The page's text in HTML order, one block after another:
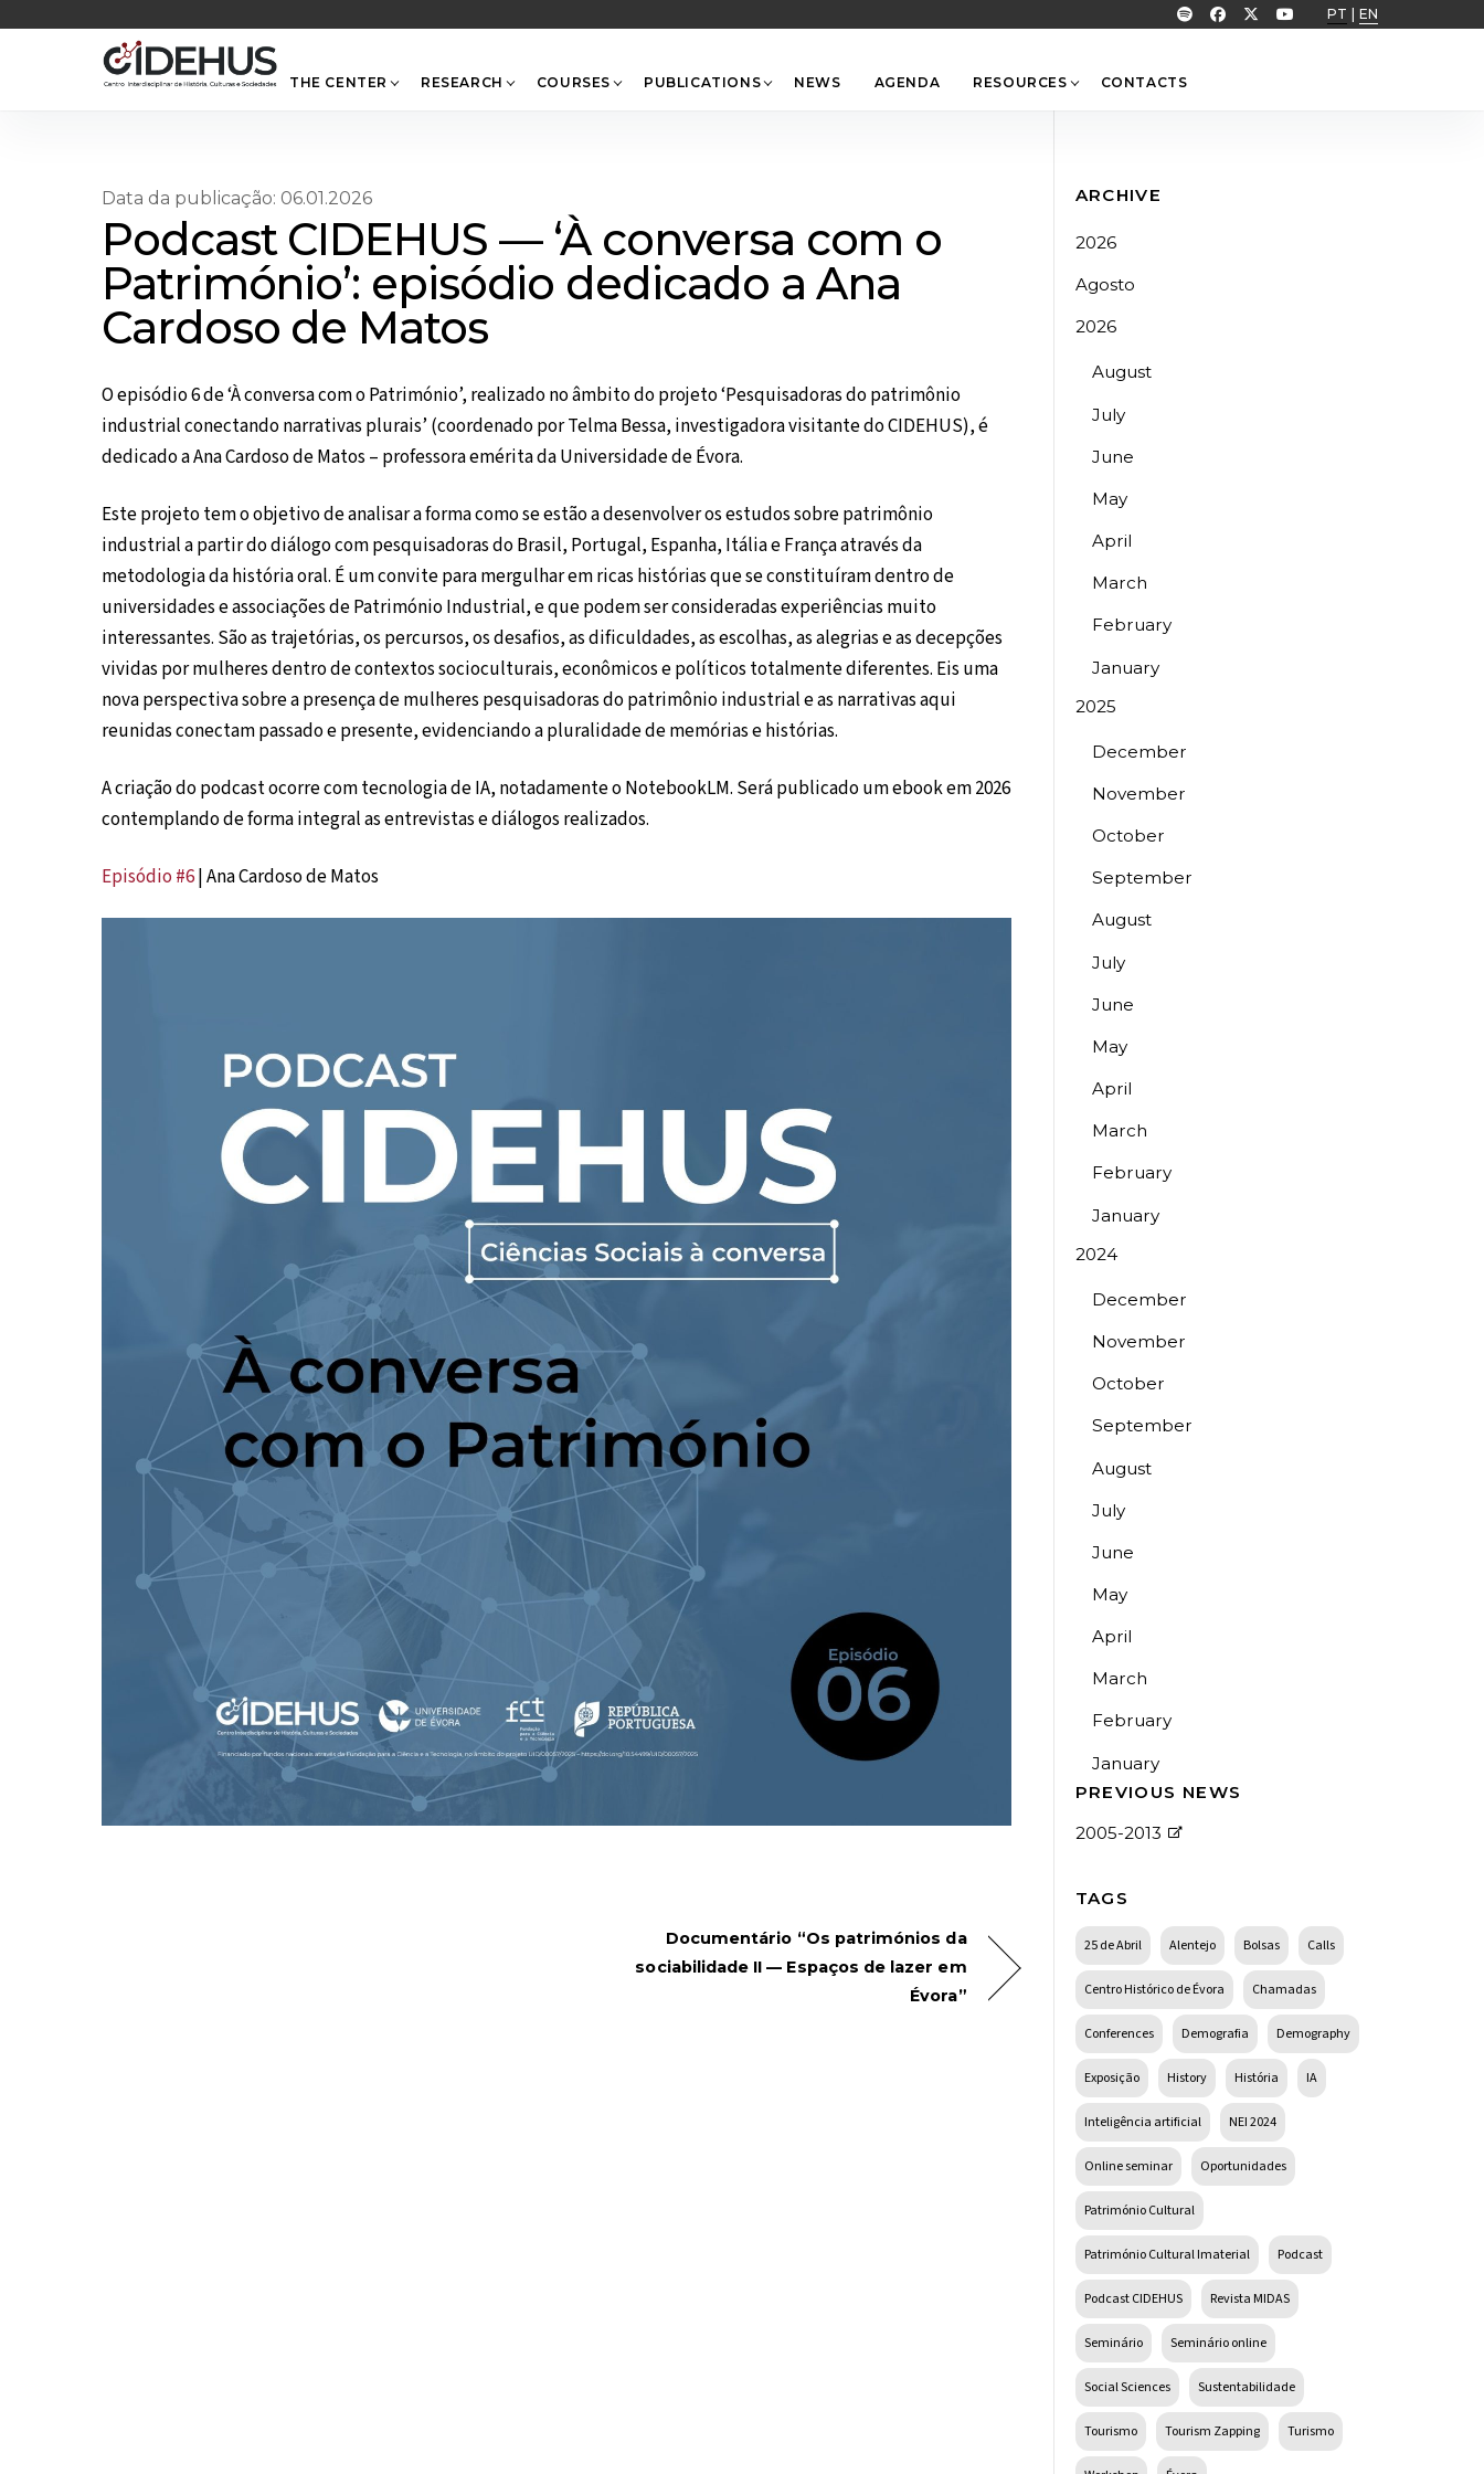
PT EN
THE CENTER RESEARCH COURSES PUBLICATIONS NEWS AGENDA RESOURCES CONTACTS
Data da publicação: 06.01.2026
Podcast CIDEHUS — ‘À conversa com o
Património’: episódio dedicado a Ana
Cardoso de Matos
O episódio 6 de ‘À conversa com o Património’, realizado no âmbito do projeto ‘Pesquisadoras do patrimônio
industrial conectando narrativas plurais’ (coordenado por Telma Bessa, investigadora visitante do CIDEHUS), é
dedicado a Ana Cardoso de Matos – professora emérita da Universidade de Évora.
Este projeto tem o objetivo de analisar a forma como se estão a desenvolver os estudos sobre patrimônio
industrial a partir do diálogo com pesquisadoras do Brasil, Portugal, Espanha, Itália e França através da
metodologia da história oral. É um convite para mergulhar em ricas histórias que se constituíram dentro de
universidades e associações de Património Industrial, e que podem ser consideradas experiências muito
interessantes. São as trajetórias, os percursos, os desafios, as dificuldades, as escolhas, as alegrias e as decepções
vividas por mulheres dentro de contextos socioculturais, econômicos e políticos totalmente diferentes. Eis uma
nova perspectiva sobre a presença de mulheres pesquisadoras do patrimônio industrial e as narrativas aqui
reunidas conectam passado e presente, evidenciando a pluralidade de memórias e histórias.
A criação do podcast ocorre com tecnologia de IA, notadamente o NotebookLM. Será publicado um ebook em 2026
contemplando de forma integral as entrevistas e diálogos realizados.
Episódio #6| Ana Cardoso de Matos
Documentário “Os patrimónios da
sociabilidade II — Espaços de lazer em
Évora”
ARCHIVE
2026
Agosto
2026
August
July
June
May
April
March
February
January
2025
December
November
October
September
August
July
June
May
April
March
February
January
2024
December
November
October
September
August
July
June
May
April
March
February
January
PREVIOUS NEWS
2005-2013
TAGS
25 de Abril Alentejo Bolsas Calls
Centro Histórico de Évora Chamadas
Conferences Demografia Demography
Exposição History História IA
Inteligência artificial NEI 2024
Online seminar Oportunidades
Património Cultural
Património Cultural Imaterial Podcast
Podcast CIDEHUS Revista MIDAS
Seminário Seminário online
Social Sciences Sustentabilidade
Tourismo Tourism Zapping Turismo
Top